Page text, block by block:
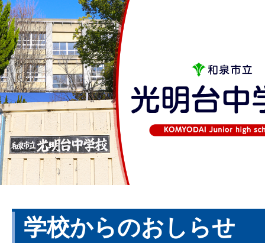
学校からのおしらせ